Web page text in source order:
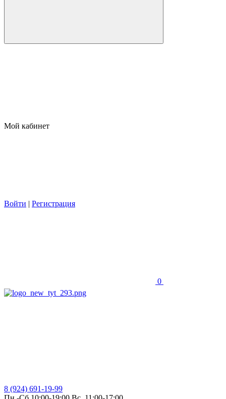
Мой кабинет
Войти | Регистрация
0
8 (924) 691-19-99